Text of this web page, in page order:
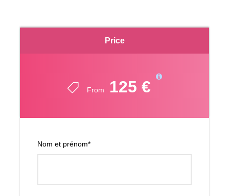
Price
From 125 €
Nom et prénom*
– Tour en Buggy dans la Palmeraie de Marrakech. (Durée
– Souffler la poussière après le tour en Buggy.
– Après , savourer un délicieux déjeuner traditionnel
(Durée : 1 heure)
– Le guide vous offre un foulard et des vêtements
principaux. (Durée : 1 heure)